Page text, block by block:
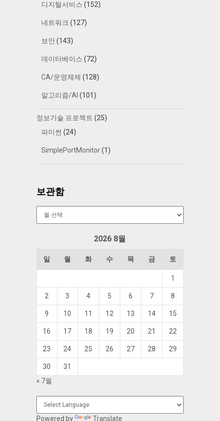
디지털서비스 (152)
네트워크 (127)
보안(143)
데이터베이스 (72)
CA/운영체제 (128)
알고리즘/AI (101)
정보기술 프로젝트 (25)
파이썬 (24)
SimplePortMonitor(1)
보관함
2026 8월
일 월 화 수 목 금 토
1
2 3 4 5 6 7 8
9 10 11 12 13 14 15
16 17 18 19 20 21 22
23 24 25 26 27 28 29
30
31
« 7월
Powered by Translate